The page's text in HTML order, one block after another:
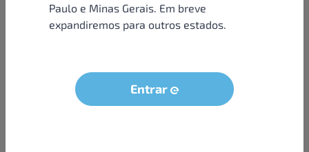
Paulo e Minas Gerais. Em breve
expandiremos para outros estados.
Entrar
Sobre nós
Condições e termos
Seja um parceiro
LGPD - Solicitação dos dados do titular